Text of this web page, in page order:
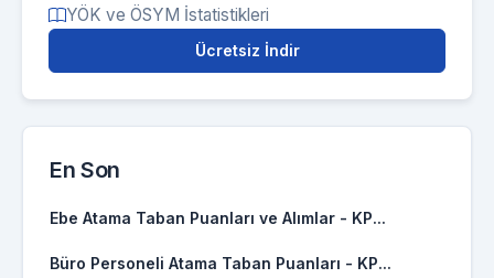
YÖK ve ÖSYM İstatistikleri
Ücretsiz İndir
En Son
Ebe Atama Taban Puanları ve Alımlar - KP...
Büro Personeli Atama Taban Puanları - KP...